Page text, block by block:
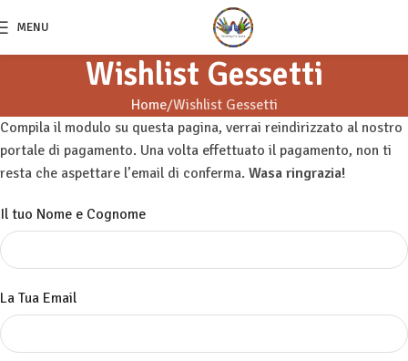
MENU
Wishlist Gessetti
Home Wishlist Gessetti
Compila il modulo su questa pagina, verrai reindirizzato al nostro
portale di pagamento. Una volta effettuato il pagamento, non ti
resta che aspettare l’email di conferma. Wasa ringrazia!
Il tuo Nome e Cognome
La Tua Email